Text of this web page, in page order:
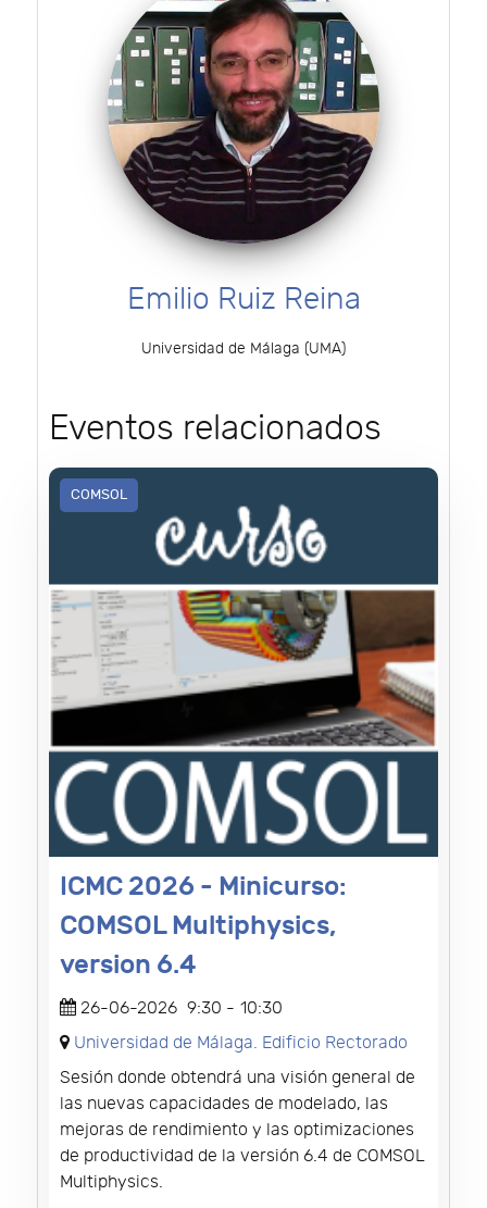
Emilio Ruiz Reina
Universidad de Málaga (UMA)
Eventos relacionados
COMSOL
ICMC 2026 - Minicurso:
COMSOL Multiphysics,
version 6.4
26-06-2026 9:30 - 10:30
Universidad de Málaga. Edificio Rectorado
Sesión donde obtendrá una visión general de
las nuevas capacidades de modelado, las
mejoras de rendimiento y las optimizaciones
de productividad de la versión 6.4 de COMSOL
Multiphysics.